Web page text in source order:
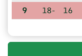
16
-18
9